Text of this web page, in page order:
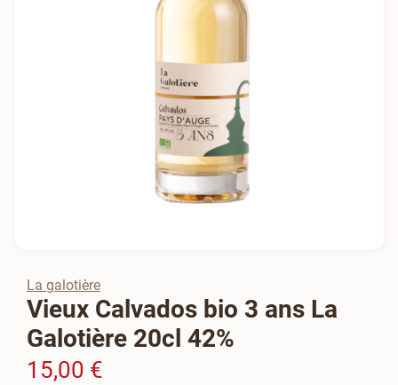
La galotière
Vieux Calvados bio 3 ans La
Galotière 20cl 42%
15,00 €